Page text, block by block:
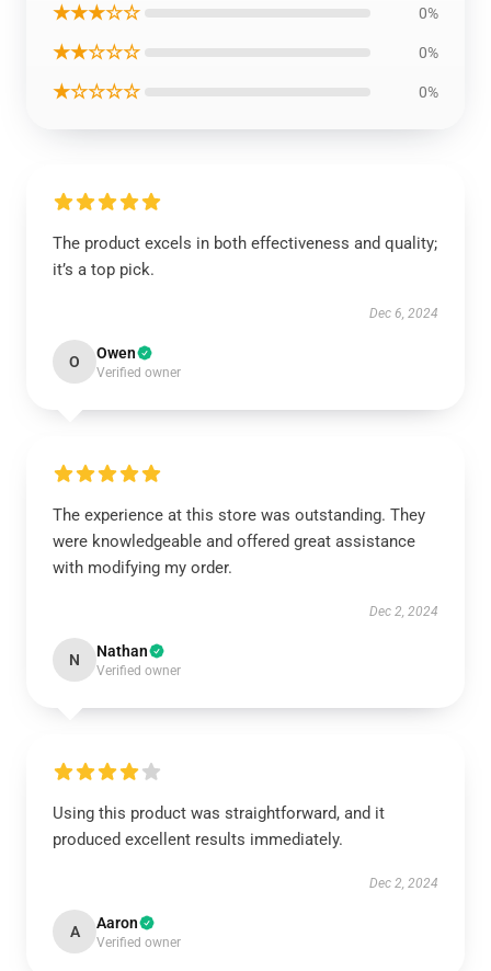
★★★☆☆ 0%
★★☆☆☆ 0%
★☆☆☆☆ 0%
The product excels in both effectiveness and quality;
it’s a top pick.
Dec 6, 2024
O Owen
Verified owner
The experience at this store was outstanding. They
were knowledgeable and offered great assistance
with modifying my order.
Dec 2, 2024
N Nathan
Verified owner
Using this product was straightforward, and it
produced excellent results immediately.
Dec 2, 2024
A Aaron
Verified owner